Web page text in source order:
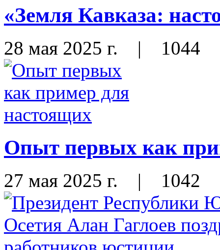
«Земля Кавказа:
28 мая 2025 г. | 1044
Опыт первых как
27 мая 2025 г. | 1042